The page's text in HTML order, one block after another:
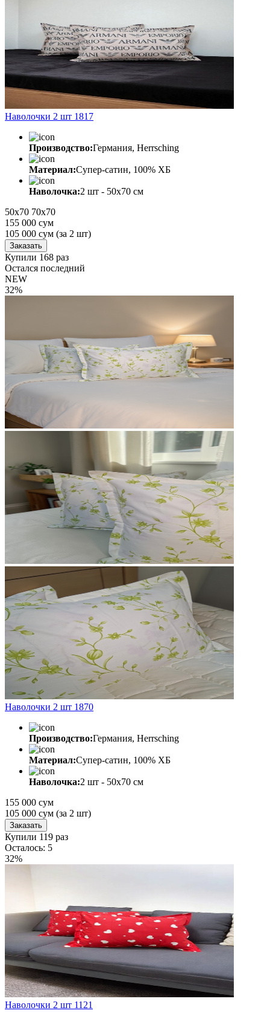
Наволочки 2 шт 1817
Производство:Германия, Herrsching
Материал:Супер-сатин, 100% ХБ
Наволочка:2 шт - 50x70 см
50х70 70х70
155 000 сум
105 000 сум (за 2 шт)
Заказать
Купили 168 раз
Остался последний
NEW
32%
Наволочки 2 шт 1870
Производство:Германия, Herrsching
Материал:Супер-сатин, 100% ХБ
Наволочка:2 шт - 50x70 см
155 000 сум
105 000 сум (за 2 шт)
Заказать
Купили 119 раз
Осталось: 5
32%
Наволочки 2 шт 1121